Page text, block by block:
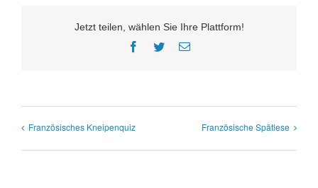
Jetzt teilen, wählen Sie Ihre Plattform!
Facebook
TwitterE-
Französisches Kneipenquiz Französische Spätlese